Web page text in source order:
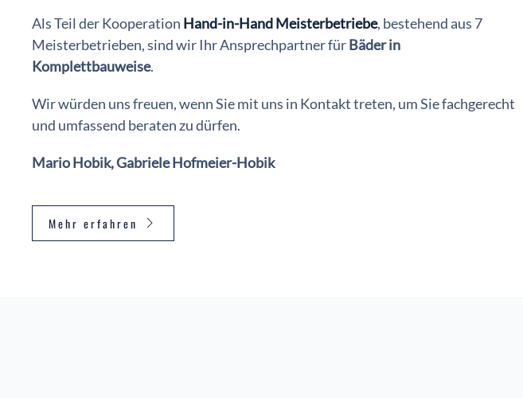
Als Teil der Kooperation Hand-in-Hand Meisterbetriebe, bestehend aus 7
Meisterbetrieben, sind wir Ihr Ansprechpartner fürBäder in
Komplettbauweise.
Wir würden uns freuen, wenn Sie mit uns in Kontakt treten, um Sie fachgerecht
und umfassend beraten zu dürfen.
Mario Hobik, Gabriele Hofmeier-Hobik
Mehr erfahren